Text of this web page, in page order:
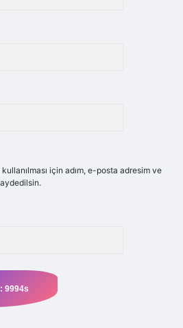
için adım, e-posta adresim ve